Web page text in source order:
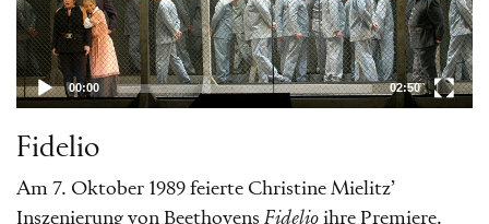
00:00 02:50
Fidelio
Am 7. Oktober 1989 feierte Christine Mielitz’
Inszenierung von Beethovens Fidelio ihre Premiere.